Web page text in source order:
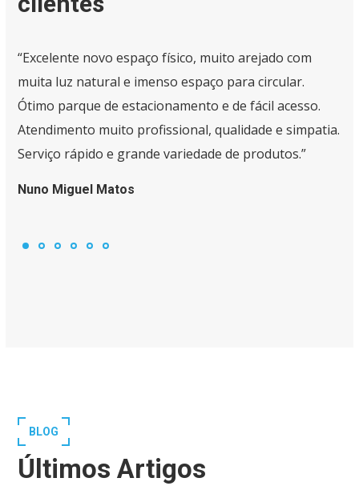
“Excelente novo espaço físico, muito arejado com
muita luz natural e imenso espaço para circular.
Ótimo parque de estacionamento e de fácil acesso.
Atendimento muito profissional, qualidade e simpatia.
Serviço rápido e grande variedade de produtos.”
Nuno Miguel Matos
BLOG
Últimos Artigos